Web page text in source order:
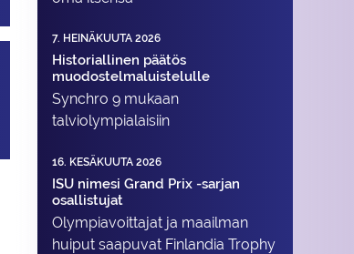
7. HEINÄKUUTA 2026
Historiallinen päätös
muodostelmaluistelulle
Synchro 9 mukaan
talviolympialaisiin
16. KESÄKUUTA 2026
ISU nimesi Grand Prix -sarjan
osallistujat
Olympiavoittajat ja maailman
huiput saapuvat Finlandia Trophy